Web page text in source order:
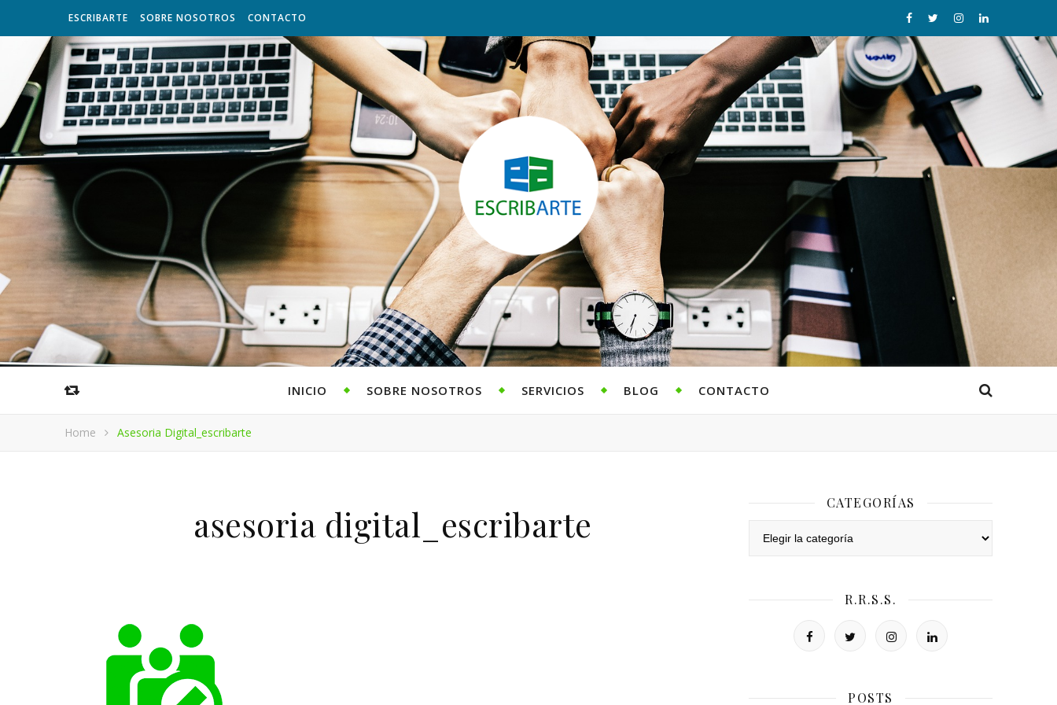
ESCRIBARTE SOBRE NOSOTROS CONTACTO
INICIO SOBRE NOSOTROS SERVICIOS BLOG CONTACTO
Home Asesoria Digital_escribarte
asesoria digital_escribarte
CATEGORÍAS
R.R.S.S.
POSTS